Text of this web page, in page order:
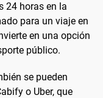
24 horas en la
para un viaje en
en una opción
público.
se pueden
o Uber, que